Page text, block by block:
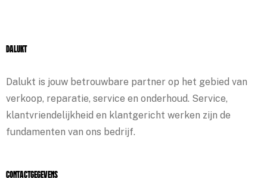
Dalukt
Dalukt is jouw betrouwbare partner op het gebied van
verkoop, reparatie, service en onderhoud. Service,
klantvriendelijkheid en klantgericht werken zijn de
fundamenten van ons bedrijf.
Contactgegevens